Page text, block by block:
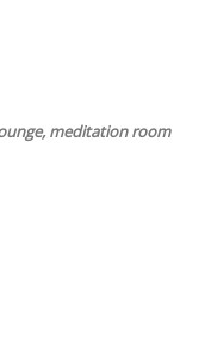
meditation room